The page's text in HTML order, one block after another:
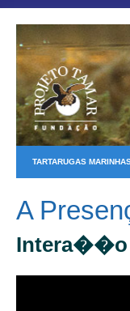
TARTARUGAS
A
Intera��o